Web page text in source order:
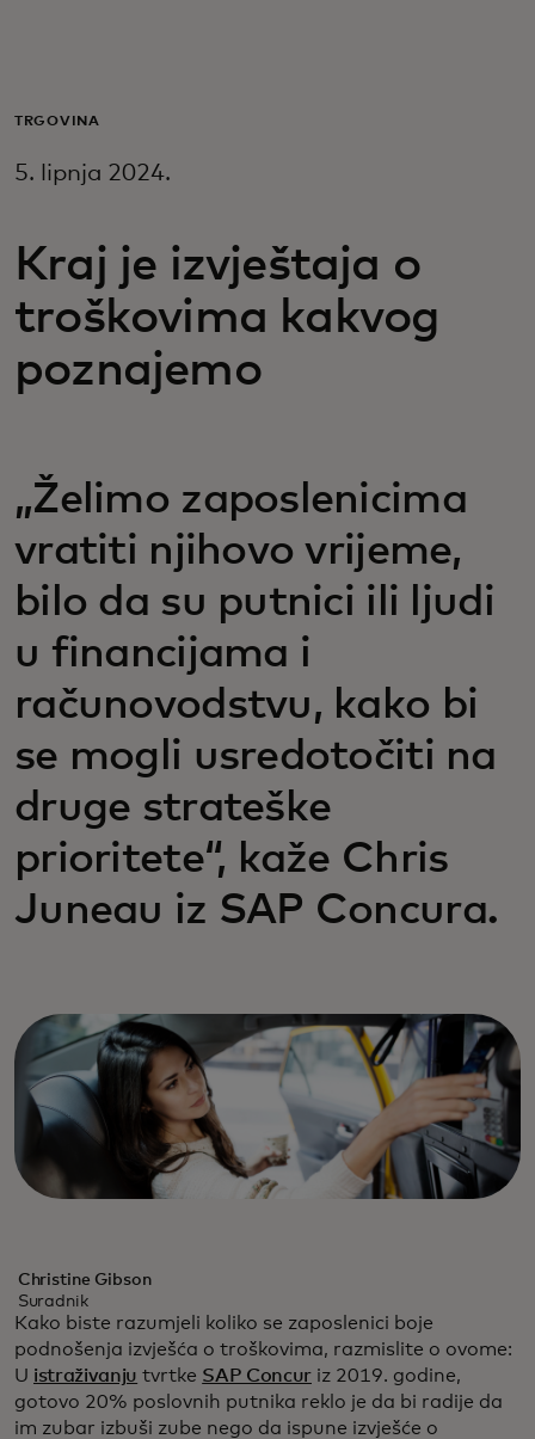
Za poslovanje
Za inovatore
Novosti i trendovi
TRGOVINA
5. lipnja 2024.
Kraj je izvještaja o
troškovima kakvog
poznajemo
„Želimo zaposlenicima
vratiti njihovo vrijeme,
bilo da su putnici ili ljudi
u financijama i
računovodstvu, kako bi
se mogli usredotočiti na
druge strateške
prioritete“, kaže Chris
Juneau iz SAP Concura.
Christine Gibson
Suradnik
Kako biste razumjeli koliko se zaposlenici boje
podnošenja izvješća o troškovima, razmislite o ovome:
U istraživanju tvrtke SAP Concuriz 2019. godine,
gotovo 20% poslovnih putnika reklo je da bi radije da
im zubar izbuši zube nego da ispune izvješće o